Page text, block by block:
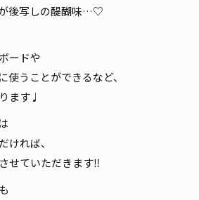
後写しの醍醐味…♡
ードや
使うことができるなど、
ます♩
ければ、
せていただきます‼